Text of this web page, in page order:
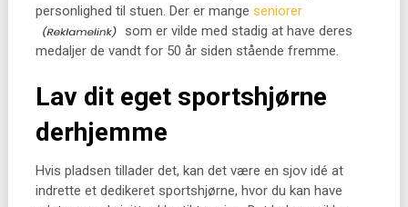
personlighed til stuen. Der er mange seniorer
som er vilde med stadig at have deres
medaljer de vandt for 50 år siden stående fremme.
Lav dit eget sportshjørne
derhjemme
Hvis pladsen tillader det, kan det være en sjov idé at
indrette et dedikeret sportshjørne, hvor du kan have